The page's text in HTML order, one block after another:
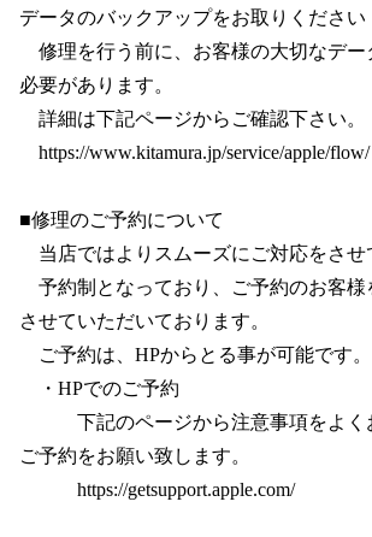
データのバックアップをお取りください
修理を行う前に、お客様の大切なデー
必要があります。
詳細は下記ページからご確認下さい。
https://www.kitamura.jp/service/apple/flow/
■修理のご予約について
当店ではよりスムーズにご対応をさせ
予約制となっており、ご予約のお客様
させていただいております。
ご予約は、HPからとる事が可能です。
・HPでのご予約
下記のページから注意事項をよくお
ご予約をお願い致します。
https://getsupport.apple.com/